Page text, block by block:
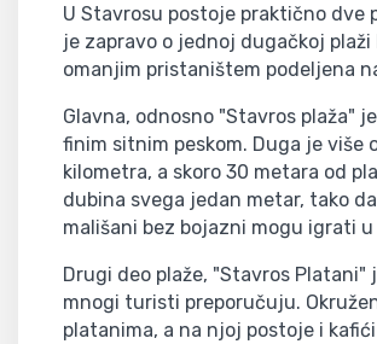
U Stavrosu postoje praktično dve
je zapravo o jednoj dugačkoj plaži
omanjim pristaništem podeljena
Glavna, odnosno "Stavros plaža"
finim sitnim peskom. Duga je više
kilometra, a skoro 30 metara od
dubina svega jedan metar, tako
mališani bez bojazni mogu igrati u
Drugi deo plaže, "Stavros Platani"
mnogi turisti preporučuju.
platanima, a na njoj postoje i kafići